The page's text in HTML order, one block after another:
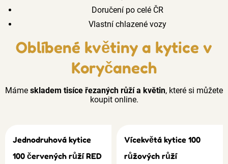
Doručení po celé ČR
Vlastní chlazené vozy
Oblíbené květiny a kytice v
Koryčanech
Máme skladem tisíce řezaných růží a květin, které si můžete
koupit online.
Jednodruhová kytice
100 červených růží RED
Vícekvětá kytice 100
růžových růží